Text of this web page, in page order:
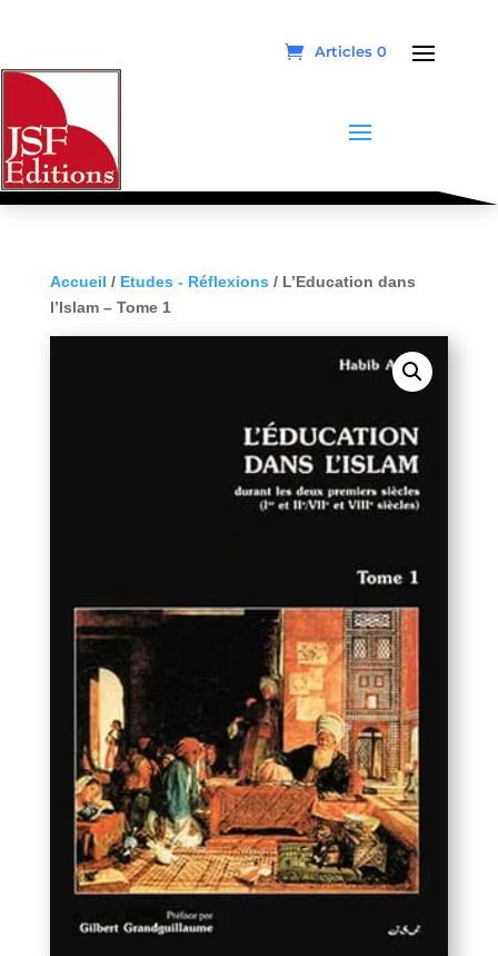
Articles 0
Accueil / Etudes - Réflexions / L’Education dans
l’Islam – Tome 1